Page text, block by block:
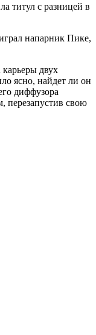
титул с разницей в
напарник Пике,
двух
ясно, найдет ли он
диффузора
перезапустив свою